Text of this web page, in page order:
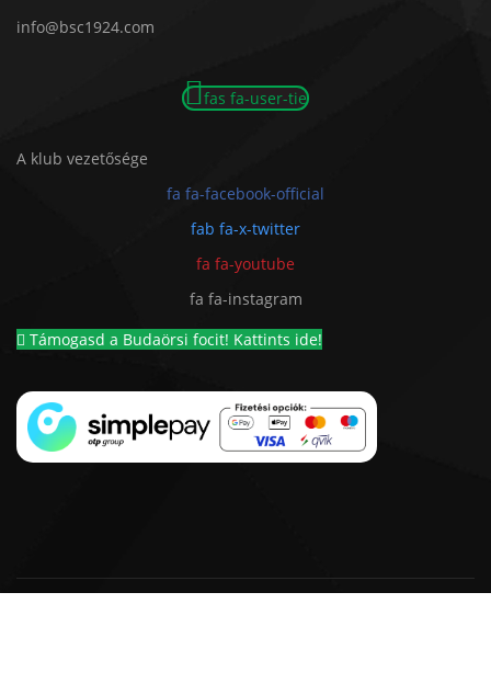
info@bsc1924.com
fas fa-user-tie
A klub vezetősége
fa fa-facebook-official
fab fa-x-twitter
fa fa-youtube
fa fa-instagram
Támogasd a Budaörsi focit! Kattints ide!